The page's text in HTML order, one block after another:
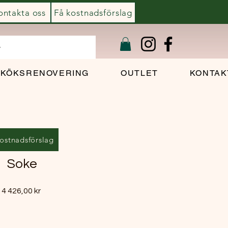
oss Få kostnadsförslag
KÖKSRENOVERING OUTLET
Soke
4 426,00 krPris